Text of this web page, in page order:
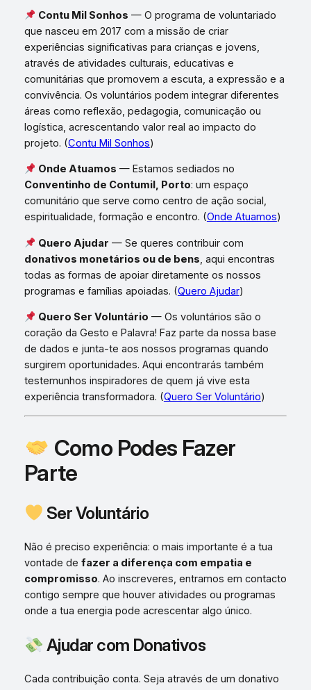
Contu Mil Sonhos — O programa de voluntariado
que nasceu em 2017 com a missão de criar
experiências significativas para crianças e jovens,
através de atividades culturais, educativas e
comunitárias que promovem a escuta, a expressão e a
convivência. Os voluntários podem integrar diferentes
áreas como reflexão, pedagogia, comunicação ou
logística, acrescentando valor real ao impacto do
projeto. (Contu Mil Sonhos)
Onde Atuamos — Estamos sediados no
Conventinho de Contumil, Porto: um espaço
comunitário que serve como centro de ação social,
espiritualidade, formação e encontro. (Onde Atuamos)
Quero Ajudar — Se queres contribuir com
donativos monetários ou de bens, aqui encontras
todas as formas de apoiar diretamente os nossos
programas e famílias apoiadas. (Quero Ajudar)
Quero Ser Voluntário — Os voluntários são o
coração da Gesto e Palavra! Faz parte da nossa base
de dados e junta-te aos nossos programas quando
surgirem oportunidades. Aqui encontrarás também
testemunhos inspiradores de quem já vive esta
experiência transformadora. (Quero Ser Voluntário)
Como Podes Fazer
Parte
Ser Voluntário
Não é preciso experiência: o mais importante é a tua
vontade de fazer a diferença com empatia e
compromisso. Ao inscreveres, entramos em contacto
contigo sempre que houver atividades ou programas
onde a tua energia pode acrescentar algo único.
Ajudar com Donativos
Cada contribuição conta. Seja através de um donativo